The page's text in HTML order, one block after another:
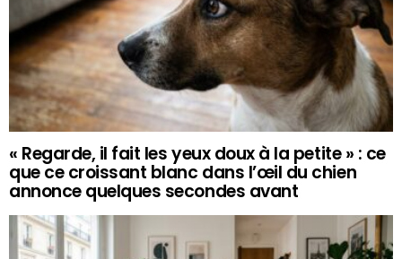
« Regarde, il fait les yeux doux à la petite » : ce
que ce croissant blanc dans l’œil du chien
annonce quelques secondes avant